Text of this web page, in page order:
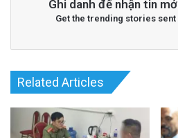
Ghi danh để nhận tin
Get the trending stories
Related Articles